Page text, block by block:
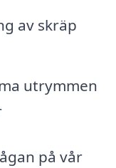
av skräp
utrymmen
på vår